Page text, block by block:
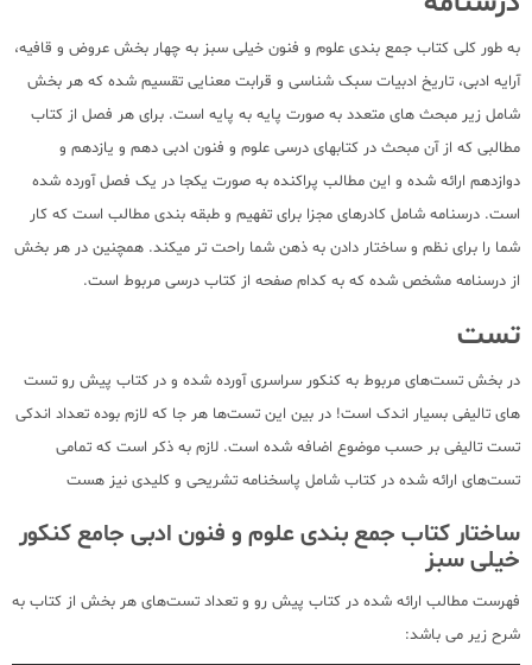
به طور کلی کتاب جمع بندی علوم و فنون خیلی سبز به چهار بخش عروض و قافیه،
آرایه ادبی، تاریخ ادبیات سبک شناسی و قرابت معنایی تقسیم شده که هر بخش
شامل زیر مبحث های متعدد به صورت پایه به پایه است. برای هر فصل از کتاب
مطالبی که از آن مبحث در کتابهای درسی علوم و فنون ادبی دهم و یازدهم و
دوازدهم ارائه شده و این مطالب پراکنده به صورت یکجا در یک فصل آورده شده
است. درسنامه شامل کادرهای مجزا برای تفهیم و طبقه بندی مطالب است که کار
شما را برای نظم و ساختار دادن به ذهن شما راحت تر میکند. همچنین در هر بخش
از درسنامه مشخص شده که به کدام صفحه از کتاب درسی مربوط است.
تست
در بخش تست‌های مربوط به کنکور سراسری آورده شده و در کتاب پیش رو تست
های تالیفی بسیار اندک است! در بین این تست‌ها هر جا که لازم بوده تعداد اندکی
تست تالیفی بر حسب موضوع اضافه شده است. لازم به ذکر است که تمامی
تست‌های ارائه شده در کتاب شامل پاسخنامه تشریحی و کلیدی نیز هست
ساختار کتاب جمع بندی علوم و فنون ادبی جامع کنکور
خیلی سبز
فهرست مطالب ارائه شده در کتاب پیش رو و تعداد تست‌های هر بخش از کتاب به
شرح زیر می باشد: